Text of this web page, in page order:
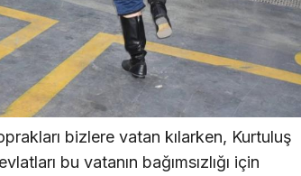
bizlere vatan kılarken, Kurtuluş
bu vatanın bağımsızlığı için